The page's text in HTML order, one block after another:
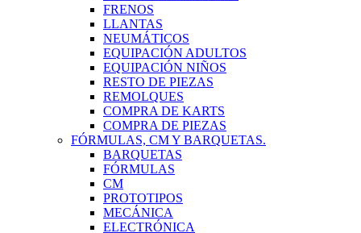
FRENOS
LLANTAS
NEUMÁTICOS
EQUIPACIÓN ADULTOS
EQUIPACIÓN NIÑOS
RESTO DE PIEZAS
REMOLQUES
COMPRA DE KARTS
COMPRA DE PIEZAS
FÓRMULAS, CM Y BARQUETAS.
BARQUETAS
FÓRMULAS
CM
PROTOTIPOS
MECÁNICA
ELECTRÓNICA